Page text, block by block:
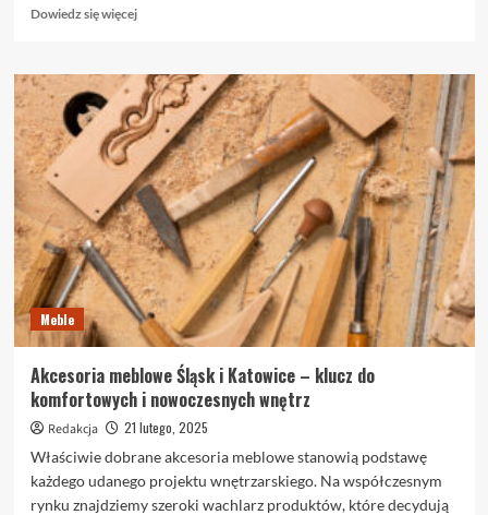
Dowiedz się więcejDowiedz
o
Sezonowe
wyzwania
w
walce
z
insektami
–
jak
skutecznie
chronić
nieruchomości
Meble
Akcesoria meblowe Śląsk i Katowice – klucz do
komfortowych i nowoczesnych wnętrz
Redakcja
21 lutego, 2025
Właściwie dobrane akcesoria meblowe stanowią podstawę
każdego udanego projektu wnętrzarskiego. Na współczesnym
rynku znajdziemy szeroki wachlarz produktów, które decydują